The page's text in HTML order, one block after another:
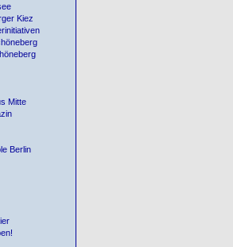
Kiez
Mitte
Berlin